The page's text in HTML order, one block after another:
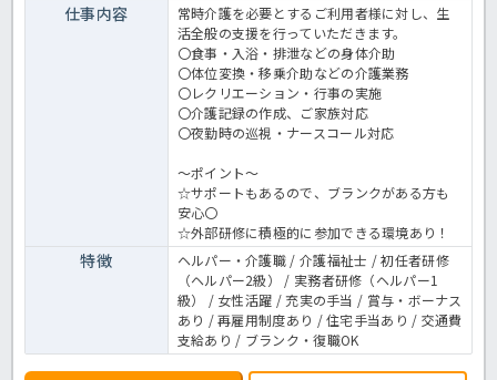
仕事内容
常時介護を必要とするご利用者様に対し、生
活全般の支援を行っていただきます。
〇食事・入浴・排泄などの身体介助
〇体位変換・移乗介助などの介護業務
〇レクリエーション・行事の実施
〇介護記録の作成、ご家族対応
〇夜勤時の巡視・ナースコール対応
～ポイント～
☆サポートもあるので、ブランクがある方も
安心〇
☆外部研修に積極的に参加できる環境あり！
特徴
ヘルパー・介護職 / 介護福祉士 / 初任者研修
（ヘルパー2級） / 実務者研修（ヘルパー1
級） / 女性活躍 / 充実の手当 / 賞与・ボーナス
あり / 再雇用制度あり / 住宅手当あり / 交通費
支給あり / ブランク・復職OK